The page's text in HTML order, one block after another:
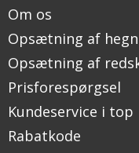
Om os
Opsætning af hegn
Opsætning af
Prisforespørgsel
Kundeservice i top
Rabatkode